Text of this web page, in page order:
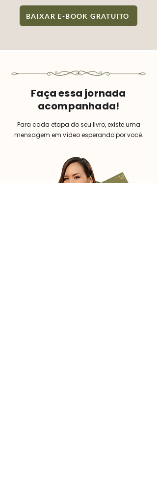
BAIXAR E-BOOK GRATUITO
Faça essa jornada
acompanhada!
Para cada etapa do seu livro, existe uma
mensagem em vídeo esperando por você.